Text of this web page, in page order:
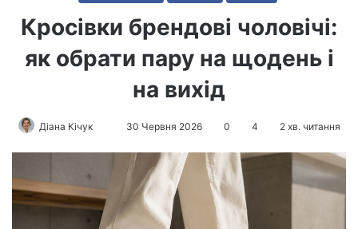
Кросівки брендові чоловічі:
як обрати пару на щодень і
на вихід
Діана Кічук
a
n
30 Червня 2026 0 4 2 хв. читання